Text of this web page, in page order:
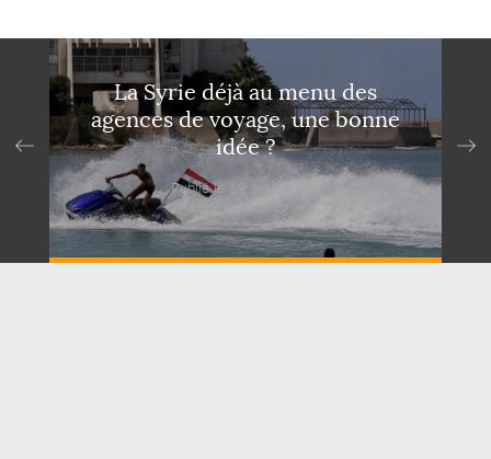
La Syrie déjà au menu des
agences de voyage, une bonne
idée ?
Publié le 19 avril 2019,
par VisionsMag.